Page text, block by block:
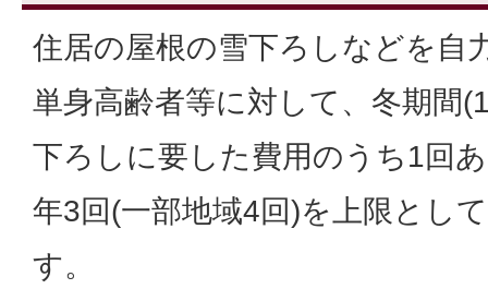
住居の屋根の雪下ろしなどを自
単身高齢者等に対して、冬期間
下ろしに要した費用のうち1回
年3回(一部地域4回)を上限とし
す。